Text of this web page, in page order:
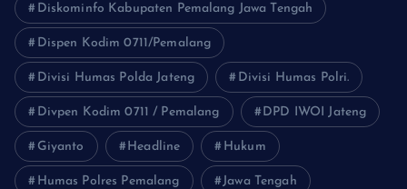
Diskominfo Kabupaten Pemalang Jawa Tengah
Dispen Kodim 0711/Pemalang
Divisi Humas Polda Jateng Divisi Humas Polri.
Divpen Kodim 0711 / Pemalang DPD IWOI Jateng
Giyanto Headline Hukum
Humas Polres Pemalang Jawa Tengah